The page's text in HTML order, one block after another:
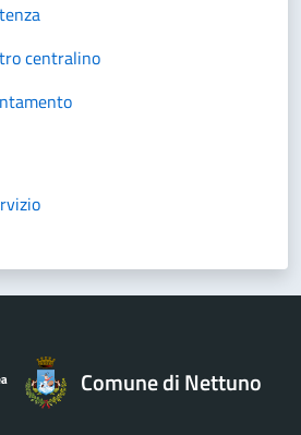
centralino
Comune di Nettuno